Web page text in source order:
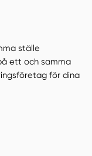
ställe
ett och samma
för dina